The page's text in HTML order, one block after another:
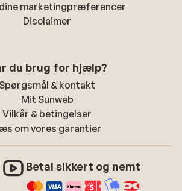
marketingpræferencer
Disclaimer
du brug for hjælp?
Spørgsmål & kontakt
Mit Sunweb
Vilkår & betingelser
om vores garantier
Betal sikkert og nemt